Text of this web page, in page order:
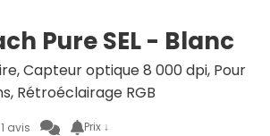
Pure SEL - Blanc
Capteur optique 8 000 dpi, Pour
Rétroéclairage RGB
1 avis Prix ↓